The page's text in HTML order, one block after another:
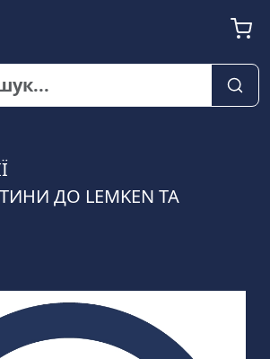
ДО LEMKEN ТА